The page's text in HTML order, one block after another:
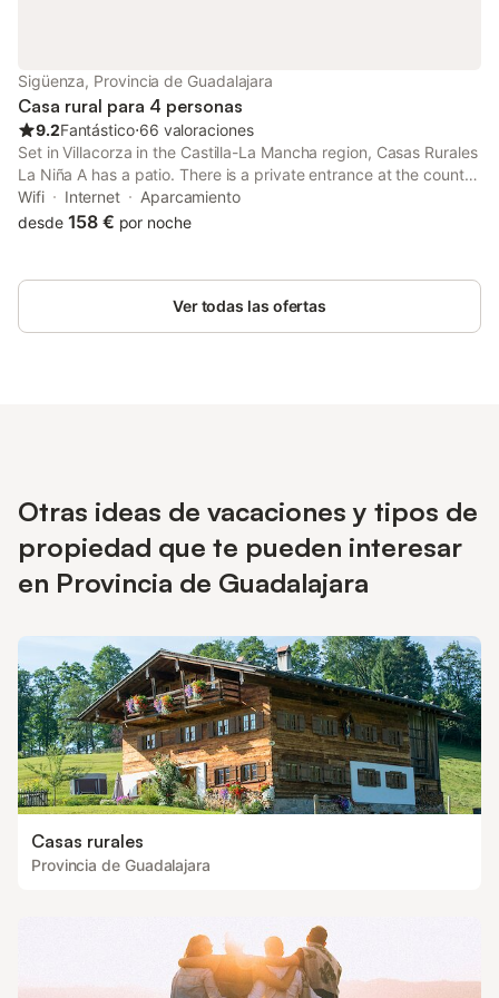
juegos de mesa y libros para niños, garantizando una estancia
cómoda para todos los huéspedes.
Sigüenza, Provincia de Guadalajara
Casa rural para 4 personas
9.2Fantástico⋅66 valoraciones
Set in Villacorza in the Castilla-La Mancha region, Casas Rurales
La Niña A has a patio. There is a private entrance at the country
house for the convenience of those who stay.
Wifi Internet
Aparcamiento
desde 158 € por noche
Ver todas las ofertas
Otras ideas de vacaciones y tipos de
propiedad que te pueden interesar
en Provincia de Guadalajara
Casas rurales
Provincia de Guadalajara